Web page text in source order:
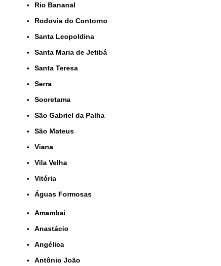
Rio Bananal
Rodovia do Contorno
Santa Leopoldina
Santa Maria de Jetibá
Santa Teresa
Serra
Sooretama
São Gabriel da Palha
São Mateus
Viana
Vila Velha
Vitória
Águas Formosas
Amambai
Anastácio
Angélica
Antônio João